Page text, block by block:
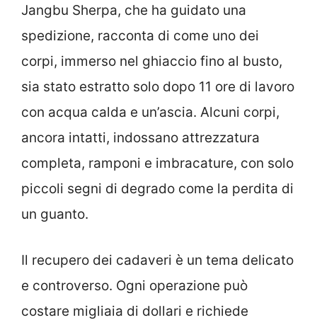
Jangbu Sherpa, che ha guidato una
spedizione, racconta di come uno dei
corpi, immerso nel ghiaccio fino al busto,
sia stato estratto solo dopo 11 ore di lavoro
con acqua calda e un’ascia. Alcuni corpi,
ancora intatti, indossano attrezzatura
completa, ramponi e imbracature, con solo
piccoli segni di degrado come la perdita di
un guanto.
Il recupero dei cadaveri è un tema delicato
e controverso. Ogni operazione può
costare migliaia di dollari e richiede